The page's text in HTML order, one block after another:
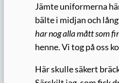
Jämte uniformerna
bälte i midjan och
har nog alla mått som
henne. Vi tog på oss
Här skulle säkert